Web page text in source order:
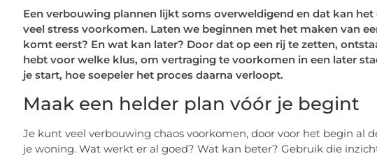
Een verbouwing plannen lijkt soms overweldigend en dat kan
veel stress voorkomen. Laten we beginnen met het maken van
komt eerst? En wat kan later? Door dat op een rij te zetten,
hebt voor welke klus, om vertraging te voorkomen in een later
je start, hoe soepeler het proces daarna verloopt.
Maak een helder plan vóór je begint
Je kunt veel verbouwing chaos voorkomen, door voor het begin al
je woning. Wat werkt er al goed? Wat kan beter? Gebruik die